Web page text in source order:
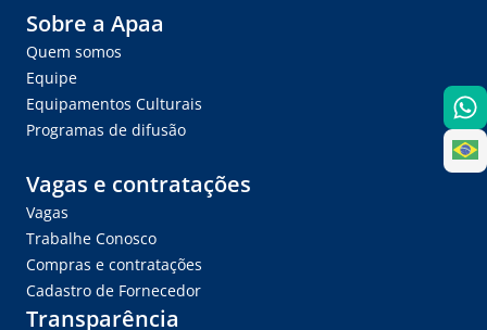
Sobre a Apaa
Quem somos
Equipe
Equipamentos Culturais
Programas de difusão
Vagas e contratações
Vagas
Trabalhe Conosco
Compras e contratações
Cadastro de Fornecedor
Transparência